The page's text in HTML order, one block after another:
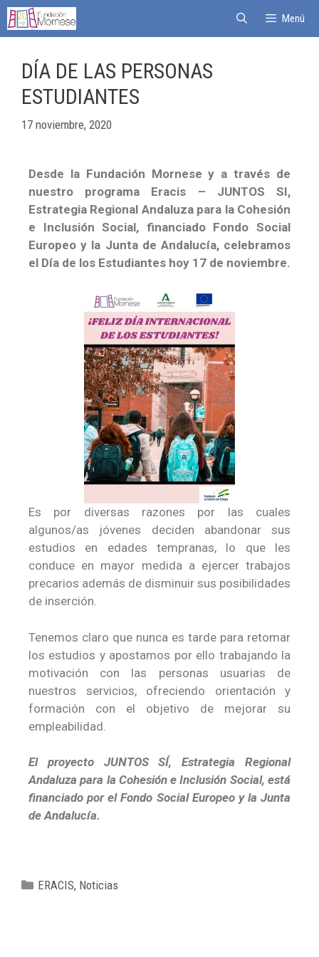
Menú
DÍA DE LAS PERSONAS
ESTUDIANTES
17 noviembre, 2020
Desde la Fundación Mornese y a través de
nuestro programa Eracis – JUNTOS SI,
Estrategia Regional Andaluza para la Cohesión
e Inclusión Social, financiado Fondo Social
Europeo y la Junta de Andalucía, celebramos
el Día de los Estudiantes hoy 17 de noviembre.
Es por diversas razones por las cuales
algunos/as jóvenes deciden abandonar sus
estudios en edades tempranas, lo que les
conduce en mayor medida a ejercer trabajos
precarios además de disminuir sus posibilidades
de inserción.
Tenemos claro que nunca es tarde para retomar
los estudios y apostamos por ello trabajando la
motivación con las personas usuarias de
nuestros servicios, ofreciendo orientación y
formación con el objetivo de mejorar su
empleabilidad.
El proyecto JUNTOS SÍ, Estrategia Regional
Andaluza para la Cohesión e Inclusión Social, está
financiado por el Fondo Social Europeo y la Junta
de Andalucía.
ERACIS, Noticias